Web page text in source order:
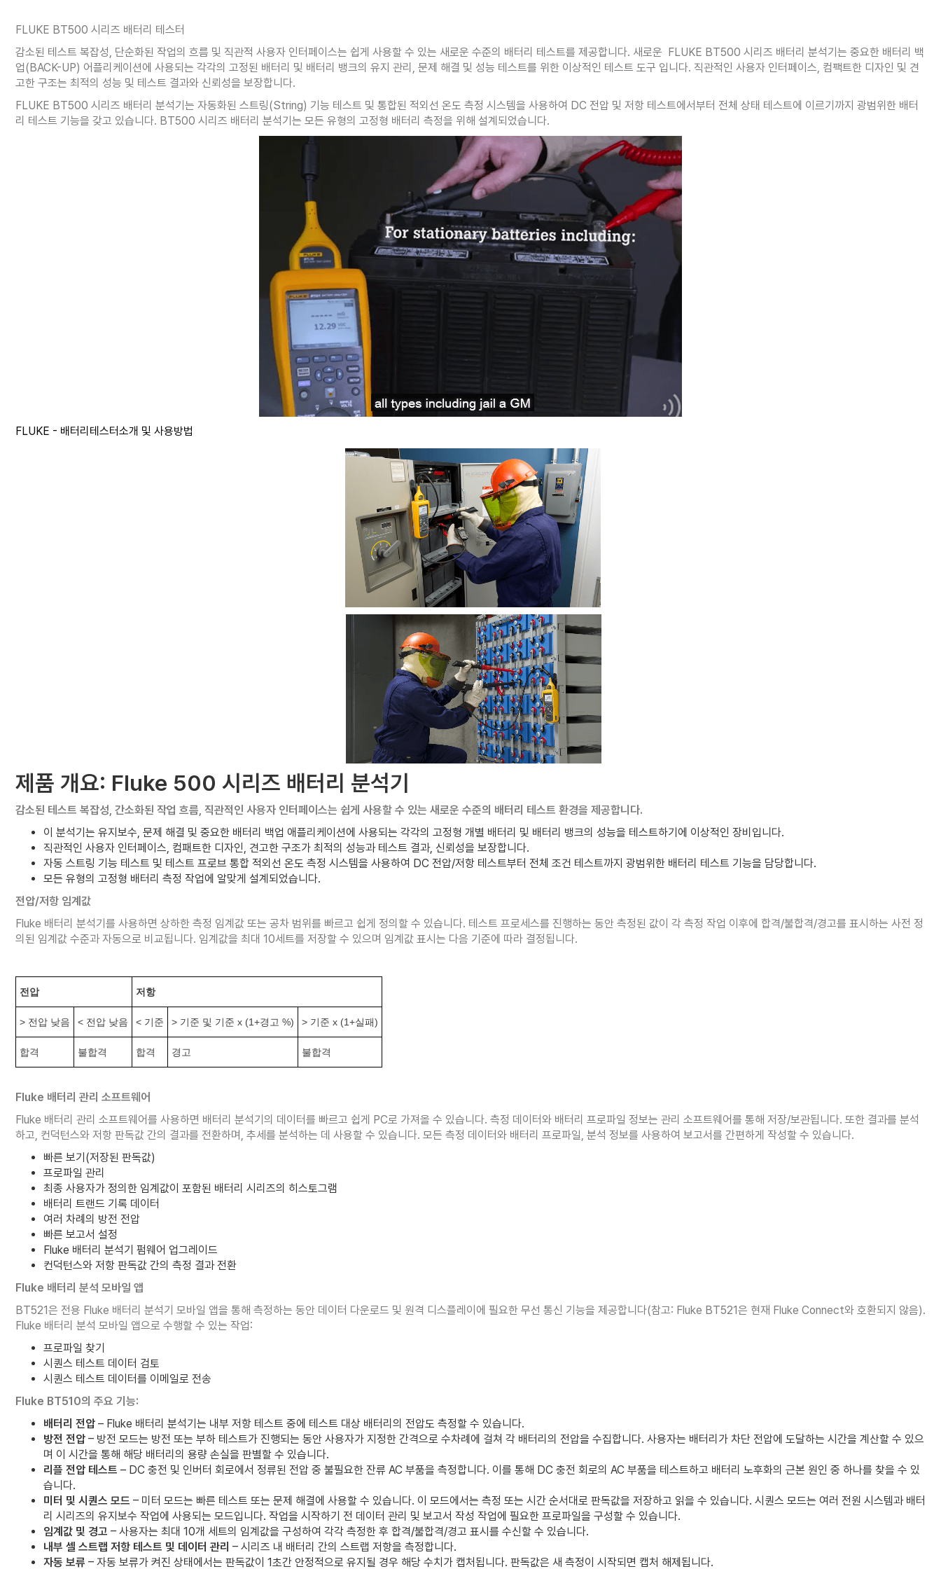
FLUKE BT500 시리즈 배터리 테스터
감소된 테스트 복잡성, 단순화된 작업의 흐름 및 직관적 사용자 인터페이스는 쉽게 사용할 수 있는 새로운 수준의 배터리 테스트를 제공합니다. 새로운 FLUKE BT500 시리즈 배터리 분석기는 중요한 배터리 백
업(BACK-UP) 어플리케이션에 사용되는 각각의 고정된 배터리 및 배터리 뱅크의 유지 관리, 문제 해결 및 성능 테스트를 위한 이상적인 테스트 도구 입니다. 직관적인 사용자 인터페이스, 컴팩트한 디자인 및 견
고한 구조는 최적의 성능 및 테스트 결과와 신뢰성을 보장합니다.
FLUKE BT500 시리즈 배터리 분석기는 자동화된 스트링(String) 기능 테스트 및 통합된 적외선 온도 측정 시스템을 사용하여 DC 전압 및 저항 테스트에서부터 전체 상태 테스트에 이르기까지 광범위한 배터
리 테스트 기능을 갖고 있습니다. BT500 시리즈 배터리 분석기는 모든 유형의 고정형 배터리 측정을 위해 설계되었습니다.
FLUKE - 배터리테스터소개 및 사용방법
제품 개요: Fluke 500 시리즈 배터리 분석기
감소된 테스트 복잡성, 간소화된 작업 흐름, 직관적인 사용자 인터페이스는 쉽게 사용할 수 있는 새로운 수준의 배터리 테스트 환경을 제공합니다.
이 분석기는 유지보수, 문제 해결 및 중요한 배터리 백업 애플리케이션에 사용되는 각각의 고정형 개별 배터리 및 배터리 뱅크의 성능을 테스트하기에 이상적인 장비입니다.
직관적인 사용자 인터페이스, 컴패트한 디자인, 견고한 구조가 최적의 성능과 테스트 결과, 신뢰성을 보장합니다.
자동 스트링 기능 테스트 및 테스트 프로브 통합 적외선 온도 측정 시스템을 사용하여 DC 전압/저항 테스트부터 전체 조건 테스트까지 광범위한 배터리 테스트 기능을 담당합니다.
모든 유형의 고정형 배터리 측정 작업에 알맞게 설계되었습니다.
전압/저항 임계값
Fluke 배터리 분석기를 사용하면 상하한 측정 임계값 또는 공차 범위를 빠르고 쉽게 정의할 수 있습니다. 테스트 프로세스를 진행하는 동안 측정된 값이 각 측정 작업 이후에 합격/불합격/경고를 표시하는 사전 정
의된 임계값 수준과 자동으로 비교됩니다. 임계값을 최대 10세트를 저장할 수 있으며 임계값 표시는 다음 기준에 따라 결정됩니다.
전압 저항
> 전압 낮음 < 전압 낮음 < 기준 > 기준 및 기준 x (1+경고 %) > 기준 x (1+실패)
합격 불합격 합격 경고 불합격
Fluke 배터리 관리 소프트웨어
Fluke 배터리 관리 소프트웨어를 사용하면 배터리 분석기의 데이터를 빠르고 쉽게 PC로 가져올 수 있습니다. 측정 데이터와 배터리 프로파일 정보는 관리 소프트웨어를 통해 저장/보관됩니다. 또한 결과를 분석
하고, 컨덕턴스와 저항 판독값 간의 결과를 전환하며, 추세를 분석하는 데 사용할 수 있습니다. 모든 측정 데이터와 배터리 프로파일, 분석 정보를 사용하여 보고서를 간편하게 작성할 수 있습니다.
빠른 보기(저장된 판독값)
프로파일 관리
최종 사용자가 정의한 임계값이 포함된 배터리 시리즈의 히스토그램
배터리 트랜드 기록 데이터
여러 차례의 방전 전압
빠른 보고서 설정
Fluke 배터리 분석기 펌웨어 업그레이드
컨덕턴스와 저항 판독값 간의 측정 결과 전환
Fluke 배터리 분석 모바일 앱
BT521은 전용 Fluke 배터리 분석기 모바일 앱을 통해 측정하는 동안 데이터 다운로드 및 원격 디스플레이에 필요한 무선 통신 기능을 제공합니다(참고: Fluke BT521은 현재 Fluke Connect와 호환되지 않음).
Fluke 배터리 분석 모바일 앱으로 수행할 수 있는 작업:
프로파일 찾기
시퀀스 테스트 데이터 검토
시퀀스 테스트 데이터를 이메일로 전송
Fluke BT510의 주요 기능:
배터리 전압 – Fluke 배터리 분석기는 내부 저항 테스트 중에 테스트 대상 배터리의 전압도 측정할 수 있습니다.
방전 전압 – 방전 모드는 방전 또는 부하 테스트가 진행되는 동안 사용자가 지정한 간격으로 수차례에 걸쳐 각 배터리의 전압을 수집합니다. 사용자는 배터리가 차단 전압에 도달하는 시간을 계산할 수 있으
며 이 시간을 통해 해당 배터리의 용량 손실을 판별할 수 있습니다.
리플 전압 테스트 – DC 충전 및 인버터 회로에서 정류된 전압 중 불필요한 잔류 AC 부품을 측정합니다. 이를 통해 DC 충전 회로의 AC 부품을 테스트하고 배터리 노후화의 근본 원인 중 하나를 찾을 수 있
습니다.
미터 및 시퀀스 모드 – 미터 모드는 빠른 테스트 또는 문제 해결에 사용할 수 있습니다. 이 모드에서는 측정 또는 시간 순서대로 판독값을 저장하고 읽을 수 있습니다. 시퀀스 모드는 여러 전원 시스템과 배터
리 시리즈의 유지보수 작업에 사용되는 모드입니다. 작업을 시작하기 전 데이터 관리 및 보고서 작성 작업에 필요한 프로파일을 구성할 수 있습니다.
임계값 및 경고 – 사용자는 최대 10개 세트의 임계값을 구성하여 각각 측정한 후 합격/불합격/경고 표시를 수신할 수 있습니다.
내부 셀 스트랩 저항 테스트 및 데이터 관리 – 시리즈 내 배터리 간의 스트랩 저항을 측정합니다.
자동 보류 – 자동 보류가 켜진 상태에서는 판독값이 1초간 안정적으로 유지될 경우 해당 수치가 캡처됩니다. 판독값은 새 측정이 시작되면 캡처 해제됩니다.